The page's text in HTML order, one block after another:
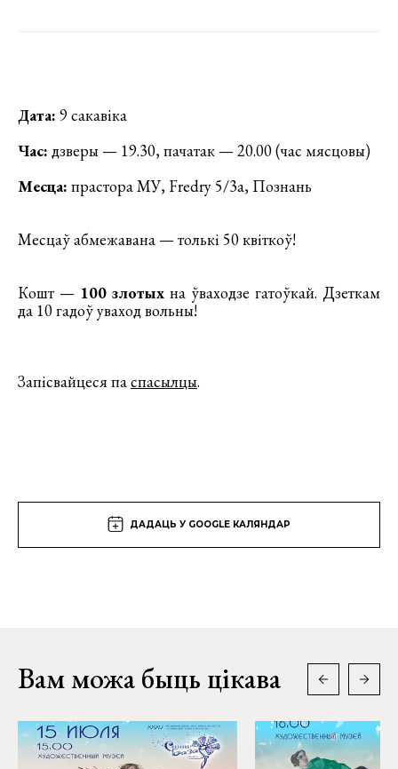
Дата: 9 сакавіка
Час: дзверы — 19.30, пачатак — 20.00 (час мясцовы)
Месца: прастора МУ, Fredry 5/3a, Познань
Месцаў абмежавана — толькі 50 квіткоў!
Кошт — 100 злотых на ўваходзе гатоўкай. Дзеткам
да 10 гадоў уваход вольны!
Запісвайцеся паспасылцы.
ДАДАЦЬ У GOOGLE КАЛЯНДАР
Вам можа быць цікава